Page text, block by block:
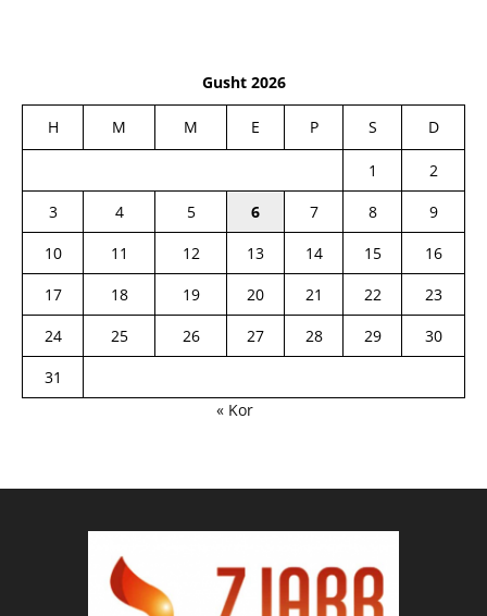
Gusht 2026
H M M E P S D
1
2
3
4 5 6 7 8
9
10
11 12 13 14 15
16
17
18 19 20 21 22
23
24
25 26 27 28 29
30
31
« Kor